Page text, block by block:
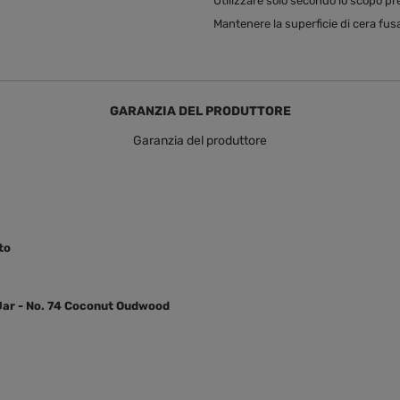
Mantenere la superficie di cera
GARANZIA DEL PRODUTTORE
Garanzia del produttore
- No. 74 Coconut Oudwood